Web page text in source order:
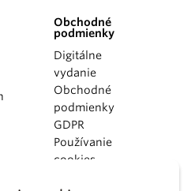
Obchodné
podmienky
Digitálne
vydanie
Obchodné
podmienky
GDPR
Používanie
cookies